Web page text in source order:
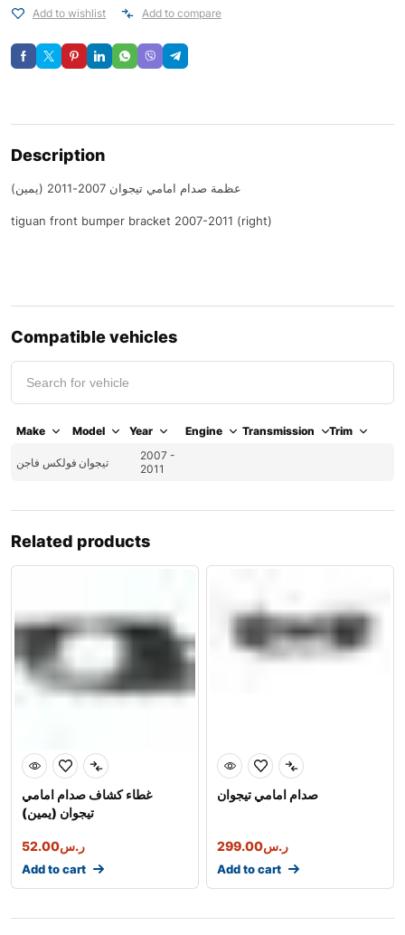
Add to wishlist Add to compare
Description
عظمة صدام امامي تيجوان 2007-2011 (يمين)
tiguan front bumper bracket 2007-2011 (right)
Compatible vehicles
Make Model Year Engine Transmission Trim
فولكس فاجن تيجوان
2007 -
2011
Related products
غطاء كشاف صدام امامي
تيجوان (يمين)
ر.س52.00
Add to cart
صدام امامي تيجوان
ر.س299.00
Add to cart